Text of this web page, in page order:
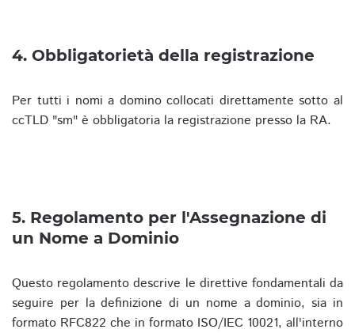
4. Obbligatorietà della registrazione
Per tutti i nomi a domino collocati direttamente sotto al
ccTLD "sm" è obbligatoria la registrazione presso la RA.
5. Regolamento per l'Assegnazione di
un Nome a Dominio
Questo regolamento descrive le direttive fondamentali da
seguire per la definizione di un nome a dominio, sia in
formato RFC822 che in formato ISO/IEC 10021, all'interno